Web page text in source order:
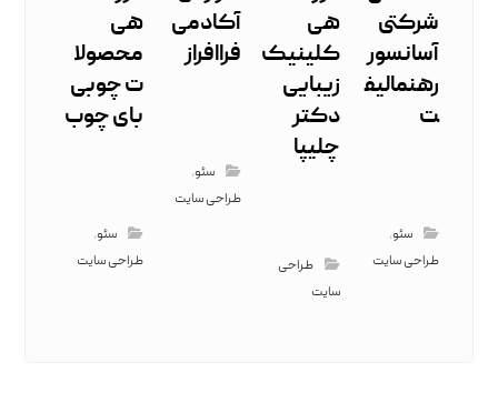
شرکتی
آسانسور
رهنمالیف
ت
سئو,
طراحی سایت
هی
کلینیک
زیبایی
دکتر
چلیپا
طراحی
سایت
آکادمی
فراافراز
سئو,
طراحی سایت
هی
محصولا
ت چوبی
بای چوب
سئو,
طراحی سایت